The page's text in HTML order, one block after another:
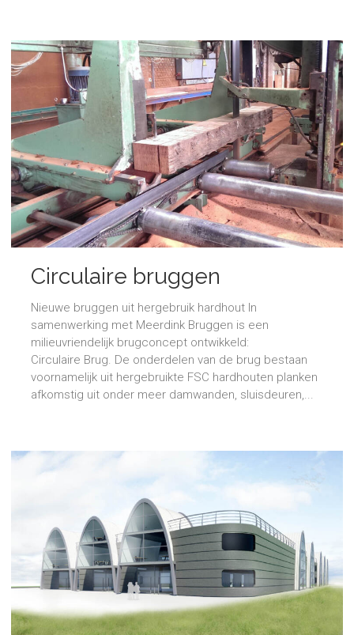
Circulaire bruggen
Nieuwe bruggen uit hergebruik hardhout In
samenwerking met Meerdink Bruggen is een
milieuvriendelijk brugconcept ontwikkeld:
Circulaire Brug. De onderdelen van de brug bestaan
voornamelijk uit hergebruikte FSC hardhouten planken
afkomstig uit onder meer damwanden, sluisdeuren,...